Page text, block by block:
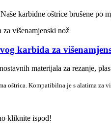
karbidne oštrice brušene
karbida za
materijala za rezanje,
oštrica. Kompatibilna je s alatima za
kliknite ispod!